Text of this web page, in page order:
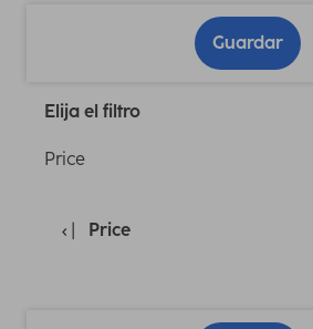
Guardar
Elija el filtro
Price
Price